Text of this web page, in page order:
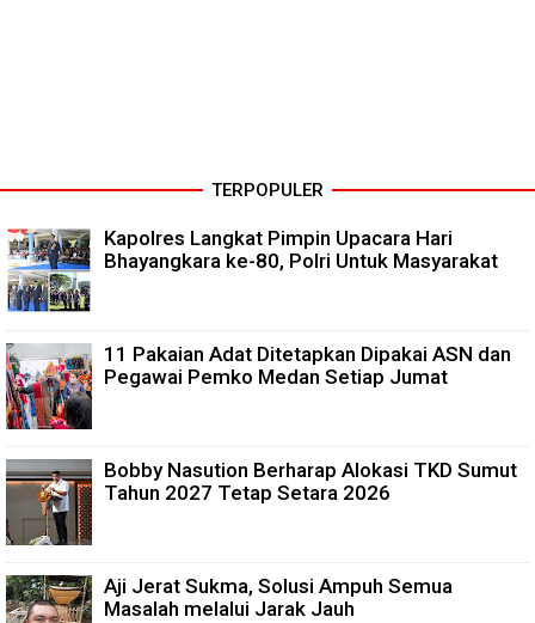
TERPOPULER
Kapolres Langkat Pimpin Upacara Hari
Bhayangkara ke-80, Polri Untuk Masyarakat
11 Pakaian Adat Ditetapkan Dipakai ASN dan
Pegawai Pemko Medan Setiap Jumat
Bobby Nasution Berharap Alokasi TKD Sumut
Tahun 2027 Tetap Setara 2026
Aji Jerat Sukma, Solusi Ampuh Semua
Masalah melalui Jarak Jauh